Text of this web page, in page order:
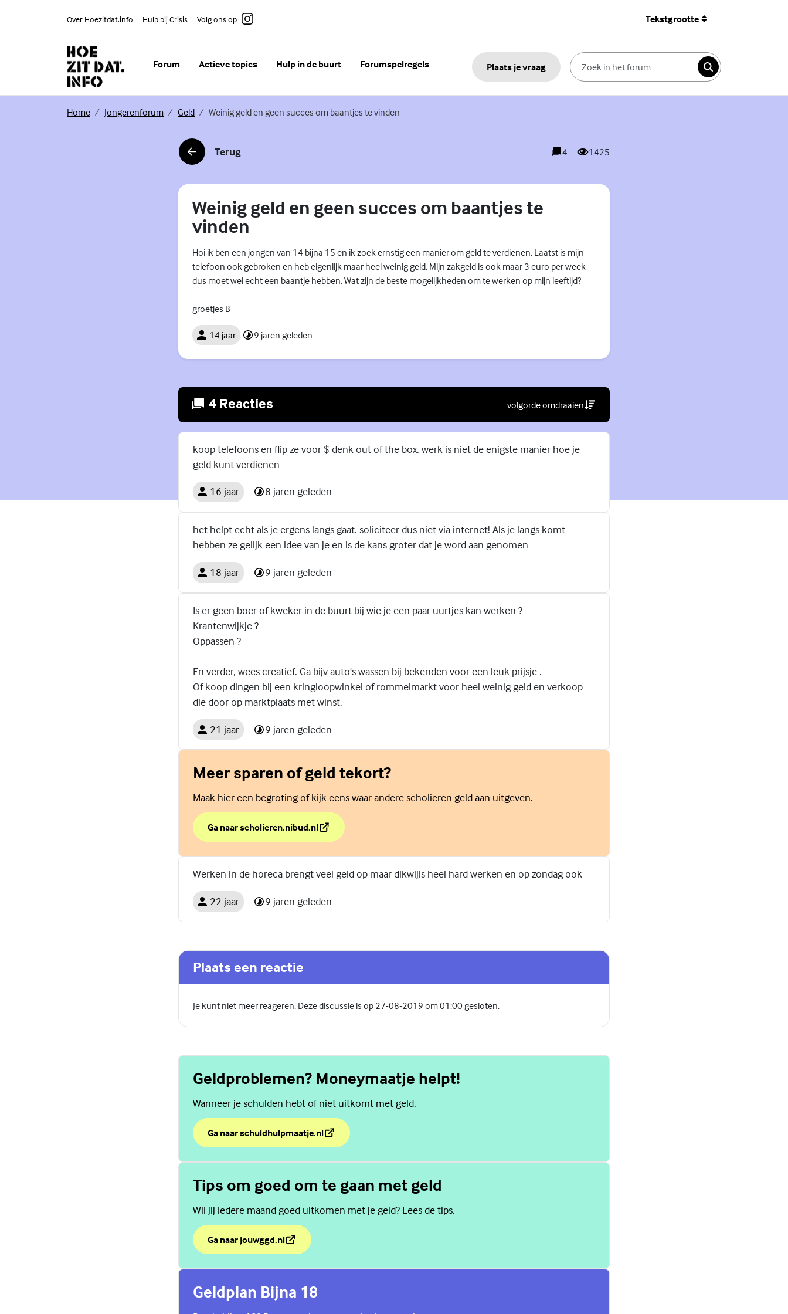
Over Hoezitdat.info Hulp bij Crisis Volg ons op
Instagram Tekstgrootte
Forum Actieve topics Hulp in de buurt Forumspelregels Plaats je vraag
Zoeken
Home(Externe link)
Jongerenforum(Externe link)
Geld(Externe link)
Weinig geld en geen succes om baantjes te vinden
Terug
(Externe link) 4
reacties
1425
weergaves
Weinig geld en geen succes om baantjes te
vinden
Hoi ik ben een jongen van 14 bijna 15 en ik zoek ernstig een manier om geld te verdienen. Laatst is mijn
telefoon ook gebroken en heb eigenlijk maar heel weinig geld. Mijn zakgeld is ook maar 3 euro per week
dus moet wel echt een baantje hebben. Wat zijn de beste mogelijkheden om te werken op mijn leeftijd?
groetjes B
14 jaar 9 jaren geleden
4 Reacties volgorde omdraaien
(Externe link)
koop telefoons en flip ze voor $ denk out of the box. werk is niet de enigste manier hoe je
geld kunt verdienen
16 jaar 8 jaren geleden
het helpt echt als je ergens langs gaat. soliciteer dus niet via internet! Als je langs komt
hebben ze gelijk een idee van je en is de kans groter dat je word aan genomen
18 jaar 9 jaren geleden
Is er geen boer of kweker in de buurt bij wie je een paar uurtjes kan werken ?
Krantenwijkje ?
Oppassen ?
En verder, wees creatief. Ga bijv auto's wassen bij bekenden voor een leuk prijsje .
Of koop dingen bij een kringloopwinkel of rommelmarkt voor heel weinig geld en verkoop
die door op marktplaats met winst.
21 jaar 9 jaren geleden
Meer sparen of geld tekort?
Maak hier een begroting of kijk eens waar andere scholieren geld aan uitgeven.
Ga naar scholieren.nibud.nl
over Meer sparen of geld tekort?
(Externe link)
Werken in de horeca brengt veel geld op maar dikwijls heel hard werken en op zondag ook
22 jaar 9 jaren geleden
Plaats een reactie
Je kunt niet meer reageren. Deze discussie is op 27-08-2019 om 01:00 gesloten.
Geldproblemen? Moneymaatje helpt!
Wanneer je schulden hebt of niet uitkomt met geld.
Ga naar schuldhulpmaatje.nl
over Geldproblemen? Moneymaatje helpt!
(Externe link)
Tips om goed om te gaan met geld
Wil jij iedere maand goed uitkomen met je geld? Lees de tips.
Ga naar jouwggd.nl
over Tips om goed om te gaan met geld
(Externe link)
Geldplan Bijna 18